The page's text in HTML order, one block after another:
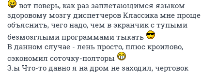
вот поверь, как раз заплетающимся языком
здоровому мозгу диспетчеров Классика мне проще
объяснить, чего надо, чем в экранчик с тупыми
безмозглыми программами тыкать
В данном случае - лень просто, плюс кроилово,
сэкономил соточку-полторы
З.ы Что-то давно я на дром не заходил, чертовок